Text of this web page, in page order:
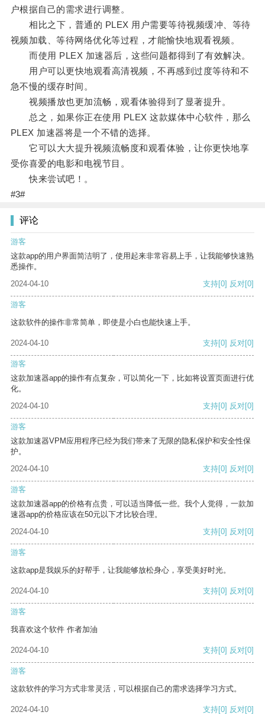
户根据自己的需求进行调整。
相比之下，普通的 PLEX 用户需要等待视频缓冲、等待
视频加载、等待网络优化等过程，才能愉快地观看视频。
而使用 PLEX 加速器后，这些问题都得到了有效解决。
用户可以更快地观看高清视频，不再感到过度等待和不
急不慢的缓存时间。
视频播放也更加流畅，观看体验得到了显著提升。
总之，如果你正在使用 PLEX 这款媒体中心软件，那么
PLEX 加速器将是一个不错的选择。
它可以大大提升视频流畅度和观看体验，让你更快地享
受你喜爱的电影和电视节目。
快来尝试吧！。
#3#
评论
游客
这款app的用户界面简洁明了，使用起来非常容易上手，让我能够快速熟
悉操作。
2024-04-10
支持[0] 反对[0]
游客
这款软件的操作非常简单，即使是小白也能快速上手。
2024-04-10 支持[0] 反对[0]
游客
这款加速器app的操作有点复杂，可以简化一下，比如将设置页面进行优
化。
2024-04-10
支持[0] 反对[0]
游客
这款加速器VPM应用程序已经为我们带来了无限的隐私保护和安全性保
护。
2024-04-10
支持[0] 反对[0]
游客
这款加速器app的价格有点贵，可以适当降低一些。我个人觉得，一款加
速器app的价格应该在50元以下才比较合理。
2024-04-10
支持[0] 反对[0]
游客
这款app是我娱乐的好帮手，让我能够放松身心，享受美好时光。
2024-04-10 支持[0] 反对[0]
游客
我喜欢这个软件 作者加油
2024-04-10 支持[0] 反对[0]
游客
这款软件的学习方式非常灵活，可以根据自己的需求选择学习方式。
2024-04-10 支持[0] 反对[0]